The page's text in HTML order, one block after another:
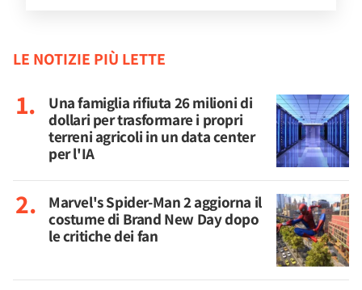
LE NOTIZIE PIÙ LETTE
Una famiglia rifiuta 26 milioni di
dollari per trasformare i propri
terreni agricoli in un data center
per l'IA
Marvel's Spider-Man 2 aggiorna il
costume di Brand New Day dopo
le critiche dei fan